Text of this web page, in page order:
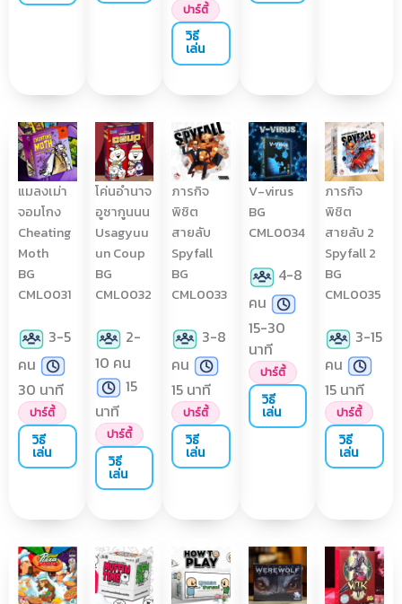
ปาร์ตี้
วิธี
เล่น
แมลงเม่า
จอมโกง
Cheating
Moth
BG
CML0031
3-5
คน
30 นาที
ปาร์ตี้
วิธี
เล่น
โค่นอำนาจ
อูซากูนนน
Usagyuu
un Coup
BG
CML0032
2-
10 คน
15
นาที
ปาร์ตี้
วิธี
เล่น
ภารกิจ
พิชิต
สายลับ
Spyfall
BG
CML0033
3-8
คน
15 นาที
ปาร์ตี้
วิธี
เล่น
V-virus
BG
CML0034
4-8
คน
15-30
นาที
ปาร์ตี้
วิธี
เล่น
ภารกิจ
พิชิต
สายลับ 2
Spyfall 2
BG
CML0035
3-15
คน
15 นาที
ปาร์ตี้
วิธี
เล่น